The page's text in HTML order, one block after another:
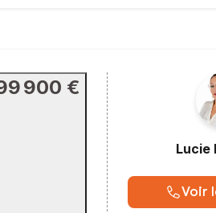
900 €
Lucie
Voir